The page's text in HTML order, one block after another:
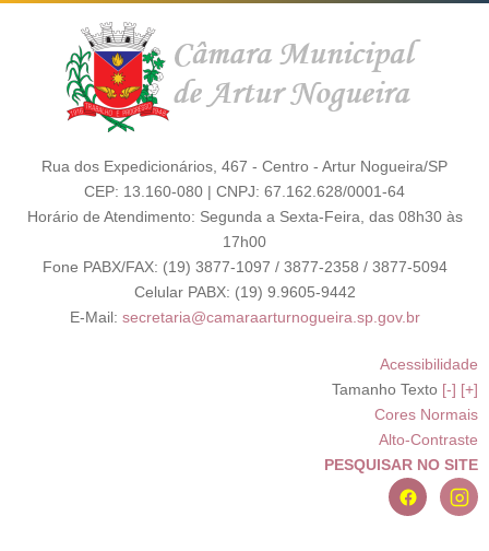
Rua dos Expedicionários, 467 - Centro - Artur Nogueira/SP
CEP: 13.160-080 | CNPJ: 67.162.628/0001-64
Horário de Atendimento: Segunda a Sexta-Feira, das 08h30 às
17h00
Fone PABX/FAX: (19) 3877-1097 / 3877-2358 / 3877-5094
Celular PABX: (19) 9.9605-9442
E-Mail: secretaria@camaraarturnogueira.sp.gov.br
Acessibilidade
Tamanho Texto [-] [+]
Cores Normais
Alto-Contraste
PESQUISAR NO SITE